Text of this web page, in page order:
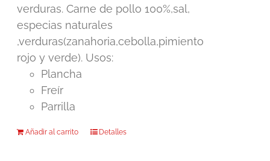
verduras. Carne de pollo 100%,sal,
especias naturales
,verduras(zanahoria,cebolla,pimiento
rojo y verde). Usos:
Plancha
Freír
Parrilla
Añadir al carrito Detalles